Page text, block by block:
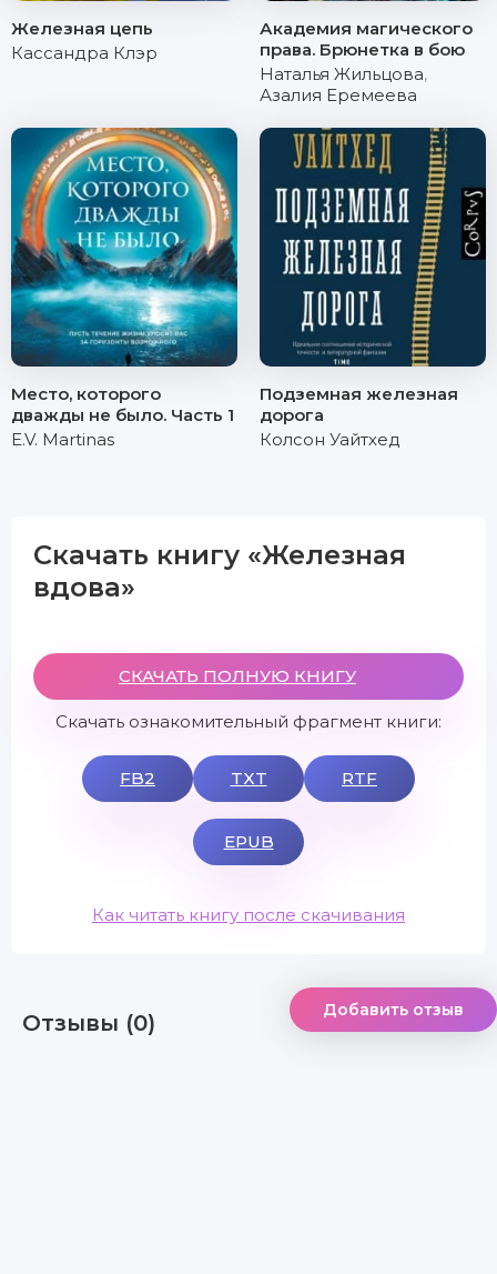
Железная цепь
Кассандра Клэр
Академия магического
права. Брюнетка в бою
Наталья Жильцова,
Азалия Еремеева
Место, которого
дважды не было. Часть 1
E.V. Martinas
Подземная железная
дорога
Колсон Уайтхед
Скачать книгу «Железная
вдова»
СКАЧАТЬ ПОЛНУЮ КНИГУ
Скачать ознакомительный фрагмент книги:
FB2 TXT RTF
EPUB
Как читать книгу после скачивания
Отзывы (0) Добавить отзыв